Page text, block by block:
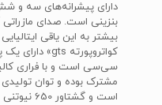
بنزینی است. صدای
بیشتر به این یاقی